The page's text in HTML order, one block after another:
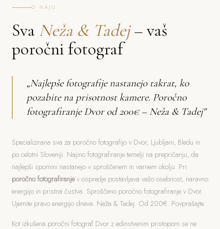
O NAJU
Sva Neža & Tadej– vaš
poročni fotograf
„Najlepše fotografije nastanejo takrat, ko
pozabite na prisotnost kamere. Poročno
fotografiranje Dvor od 200€ – Neža & Tadej"
Specializirana sva za poročno fotografijo v Dvor, Ljubljani, Bledu in
po celotni Sloveniji. Najino fotografiranje temelji na prepričanju, da
najlepši spomini nastanejo v sproščenem in varnem okolju. Pri
poročno fotografiranjev ospredje postavljava vašo osebnost, naravno
energijo in pristna čustva. Sproščeno poročno fotografiranje v Dvor.
Ujemite pravo energijo dneva. Neža & Tadej. Od 200€. Povprašajte.
Kot izkušena poročni fotograf Dvor z edinstvenim pristopom se ne